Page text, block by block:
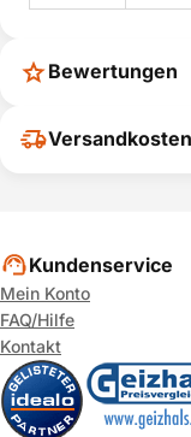
Bewertungen
Versandkosten
Kundenservice
Mein Konto
FAQ/Hilfe
Kontakt